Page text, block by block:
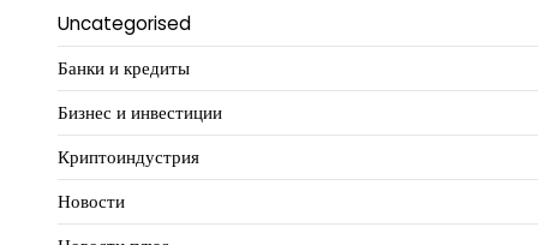
Uncategorised
Банки и кредиты
Бизнес и инвестиции
Криптоиндустрия
Новости